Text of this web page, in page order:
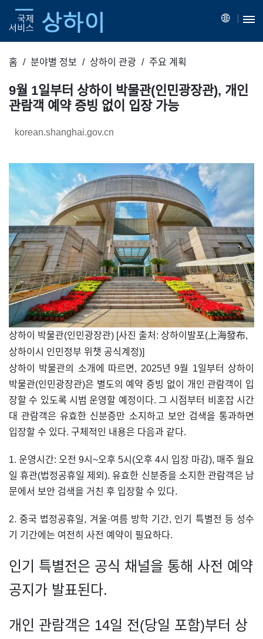
홈 분야별 정보 상하이 관광 주요 계획
9월 1일부터 상하이 박물관(인민광장관), 개인
관람객 예약 증빙 없이 입장 가능
korean.shanghai.gov.cn
​상하이 박물관(인민광장관) [사진 출처: 상하이발포(上海發布,
상하이시 인민정부 위챗 공식계정)]
상하이 박물관의 소개에 따르면, 2025년 9월 1일부터 상하이
박물관(인민광장관)은 별도의 예약 증빙 없이 개인 관람객이 입
장할 수 있도록 시범 운영할 예정이다. 그 시점부터 비혼잡 시간
대 관람객은 유효한 신분증만 소지하고 보안 검색을 통과하면
입장할 수 있다. 구체적인 내용은 다음과 같다.
1. 운영시간: 오전 9시~오후 5시(오후 4시 입장 마감), 매주 월요
일 휴관(법정공휴일 제외). 유효한 신분증을 소지한 관람객은 남
문에서 보안 검색을 거친 후 입장할 수 있다.
2. 중국 법정공휴일, 겨울·여름 방학 기간, 인기 특별전 등 성수
기 기간에는 여전히 사전 예약이 필요하다.
인기 특별전은 공식 채널을 통해 사전 예약
공지가 발표된다.
개인 관람객은 14일 전(당일 포함)부터 상